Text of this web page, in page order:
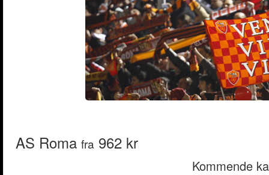
AS Roma fra 962 kr
Kommende